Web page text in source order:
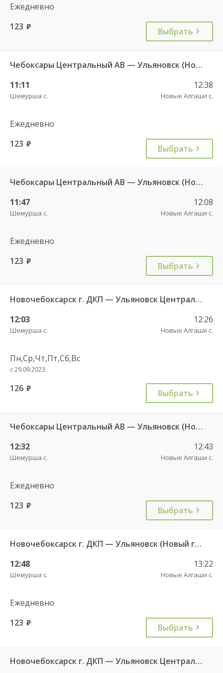
Ежедневно
123 руб. Выбрать
Чебоксары Центральный АВ — Ульяновск (Новый город) ч/з Батырево с. ДКП 5843
11:11
Шемурша с.
12:38
Новые Алгаши с.
Ежедневно
123 руб. Выбрать
Чебоксары Центральный АВ — Ульяновск (Новый город) ч/з Батырево с. ДКП 5843.
11:47
Шемурша с.
12:08
Новые Алгаши с.
Ежедневно
123 руб. Выбрать
Новочебоксарск г. ДКП — Ульяновск Центральный АВ 695
12:03
Шемурша с.
12:26
Новые Алгаши с.
Пн,Ср,Чт,Пт,Сб,Вс
с 29.09.2023
126 руб. Выбрать
Чебоксары Центральный АВ — Ульяновск (Новый город) ч/з Батырево с. ДКП 5843
12:32
Шемурша с.
12:43
Новые Алгаши с.
Ежедневно
123 руб. Выбрать
Новочебоксарск г. ДКП — Ульяновск (Новый город) 1156
12:48
Шемурша с.
13:22
Новые Алгаши с.
Ежедневно
123 руб. Выбрать
Новочебоксарск г. ДКП — Ульяновск Центральный АВ ч/з ЦАВ 737